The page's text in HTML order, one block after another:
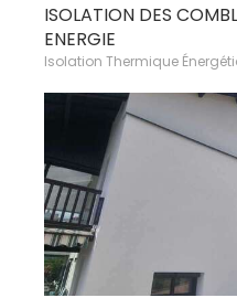
ISOLATION DES
ENERGIE
Isolation Thermique